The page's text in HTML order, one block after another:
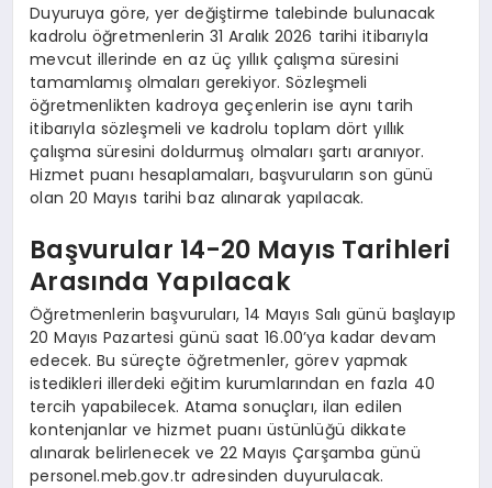
Duyuruya göre, yer değiştirme talebinde bulunacak
kadrolu öğretmenlerin 31 Aralık 2026 tarihi itibarıyla
mevcut illerinde en az üç yıllık çalışma süresini
tamamlamış olmaları gerekiyor. Sözleşmeli
öğretmenlikten kadroya geçenlerin ise aynı tarih
itibarıyla sözleşmeli ve kadrolu toplam dört yıllık
çalışma süresini doldurmuş olmaları şartı aranıyor.
Hizmet puanı hesaplamaları, başvuruların son günü
olan 20 Mayıs tarihi baz alınarak yapılacak.
Başvurular 14-20 Mayıs Tarihleri
Arasında Yapılacak
Öğretmenlerin başvuruları, 14 Mayıs Salı günü başlayıp
20 Mayıs Pazartesi günü saat 16.00’ya kadar devam
edecek. Bu süreçte öğretmenler, görev yapmak
istedikleri illerdeki eğitim kurumlarından en fazla 40
tercih yapabilecek. Atama sonuçları, ilan edilen
kontenjanlar ve hizmet puanı üstünlüğü dikkate
alınarak belirlenecek ve 22 Mayıs Çarşamba günü
personel.meb.gov.tr adresinden duyurulacak.